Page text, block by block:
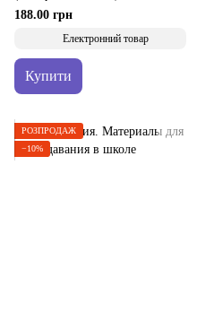
188.00 грн
Електронний товар
Купити
РОЗПРОДАЖ
−10%